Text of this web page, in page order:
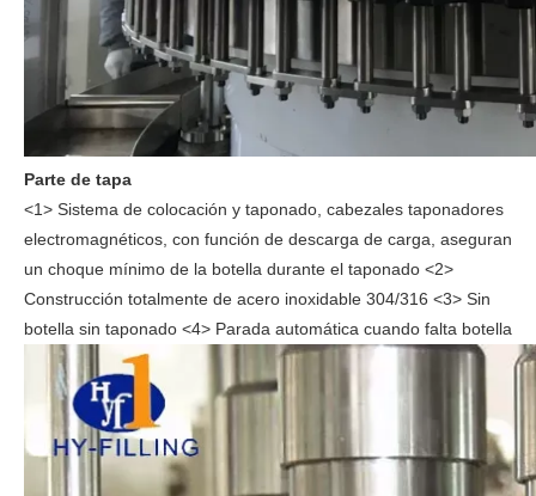
Parte de tapa
<1> Sistema de colocación y taponado, cabezales taponadores
electromagnéticos, con función de descarga de carga, aseguran
un choque mínimo de la botella durante el taponado <2>
Construcción totalmente de acero inoxidable 304/316 <3> Sin
botella sin taponado <4> Parada automática cuando falta botella